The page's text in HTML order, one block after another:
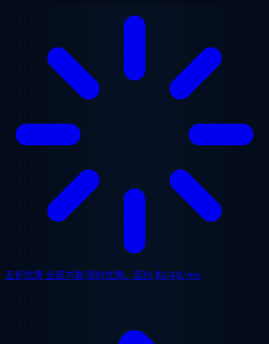
五折优惠 全部方案,限时优惠。起价$2.48/mo